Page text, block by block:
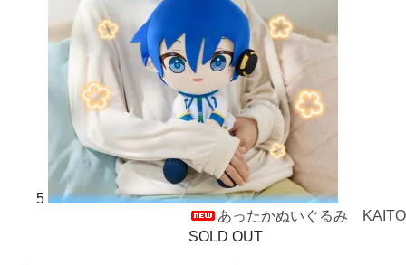
5
あったかぬいぐるみ KAITO
SOLD OUT